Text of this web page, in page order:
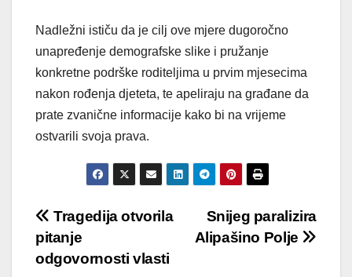
Nadležni ističu da je cilj ove mjere dugoročno
unapređenje demografske slike i pružanje
konkretne podrške roditeljima u prvim mjesecima
nakon rođenja djeteta, te apeliraju na građane da
prate zvanične informacije kako bi na vrijeme
ostvarili svoja prava.
Post
navigation
Snijeg paralizira
Alipašino Polje
Tragedija otvorila
pitanje
odgovornosti vlasti